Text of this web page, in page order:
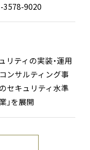
3578-9020
リティの実装・運用
ンサルティング事
セキュリティ水準
」を展開